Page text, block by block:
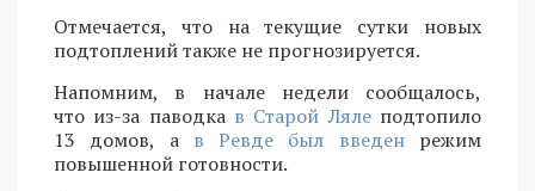
Отмечается, что на текущие сутки новых
подтоплений также не прогнозируется.
Напомним, в начале недели сообщалось,
что из-за паводка в Старой Лялеподтопило
13 домов, а в Ревде был введенрежим
повышенной готовности.